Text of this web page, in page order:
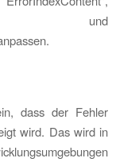
und
dass der Fehler
wird. Das wird in